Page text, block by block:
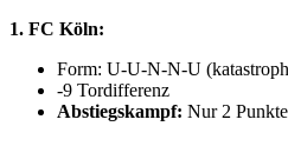
1. FC Köln:
Form: U-U-N-N-U
-9 Tordifferenz
Abstiegskampf: Nur 2